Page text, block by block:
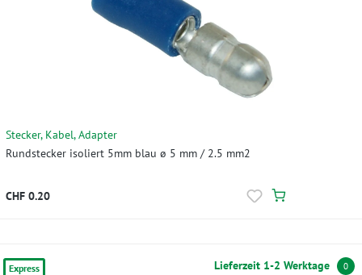
Stecker, Kabel, Adapter
Rundstecker isoliert 5mm blau ø 5 mm / 2.5 mm2
CHF 0.20
Express Lieferzeit 1-2 Werktage 0